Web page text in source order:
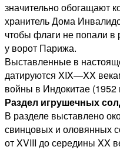
значительно обогащают
хранитель Дома
чтобы флаги не попали в
у ворот Парижа.
Выставленные в
датируются XIX—XX
войны в Индокитае (1952
Раздел игрушечных
В разделе выставлено
свинцовых и оловянных
от XVIII до середины XX